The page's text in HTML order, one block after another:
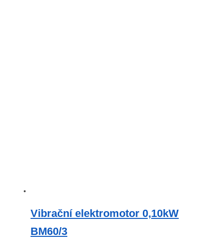
Vibrační elektromotor 0,10kW
BM60/3